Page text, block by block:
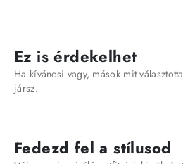
Ez is érdekelhet
Ha kíváncsi vagy, mások mit
jársz.
Fedezd fel a stílusod